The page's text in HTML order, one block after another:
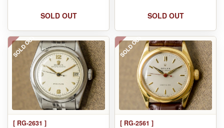
SOLD OUT SOLD OUT
SOLD OUT
[ RG-2631 ]
SOLD OUT
[ RG-2561 ]